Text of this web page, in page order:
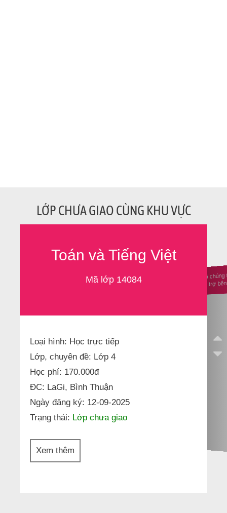
LỚP CHƯA GIAO CÙNG KHU VỰC
Toán và Tiếng Việt
Mã lớp 14084
Loại hình: Học trực tiếp
Lớp, chuyên đề: Lớp 4
Học phí: 170.000đ
ĐC: LaGi, Bình Thuận
Ngày đăng ký: 12-09-2025
Trạng thái: Lớp chưa giao
Xem thêm
Ủng hộ
nhà tài trợ